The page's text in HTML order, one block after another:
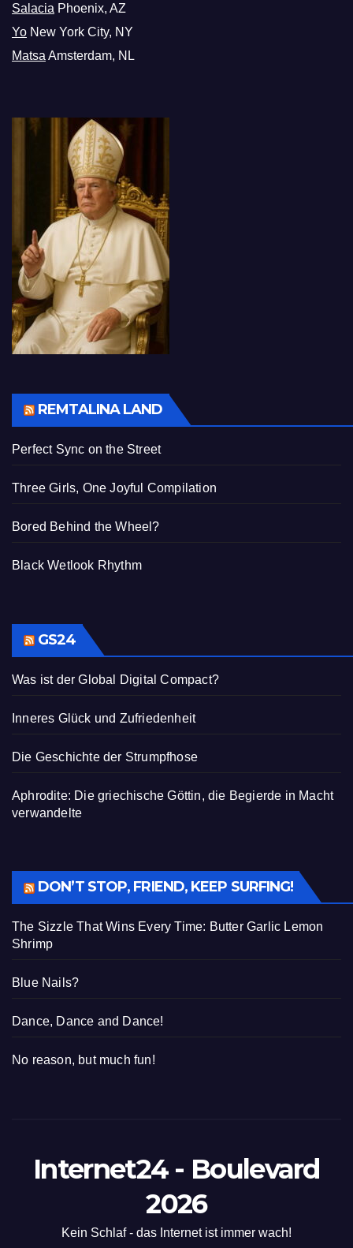
Salacia Phoenix, AZ
Yo New York City, NY
Matsa Amsterdam, NL
REMTALINA LAND
Perfect Sync on the Street
Three Girls, One Joyful Compilation
Bored Behind the Wheel?
Black Wetlook Rhythm
GS24
Was ist der Global Digital Compact?
Inneres Glück und Zufriedenheit
Die Geschichte der Strumpfhose
Aphrodite: Die griechische Göttin, die Begierde in Macht
verwandelte
DON’T STOP, FRIEND, KEEP SURFING!
The Sizzle That Wins Every Time: Butter Garlic Lemon
Shrimp
Blue Nails?
Dance, Dance and Dance!
No reason, but much fun!
Internet24 - Boulevard
2026
Kein Schlaf - das Internet ist immer wach!